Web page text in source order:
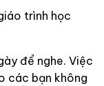
trình học
để nghe. Việc
các bạn không